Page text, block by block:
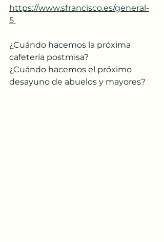
https://www.sfrancisco.es/general-
5
¿Cuándo hacemos la próxima
cafetería postmisa?
¿Cuándo hacemos el próximo
desayuno de abuelos y mayores?